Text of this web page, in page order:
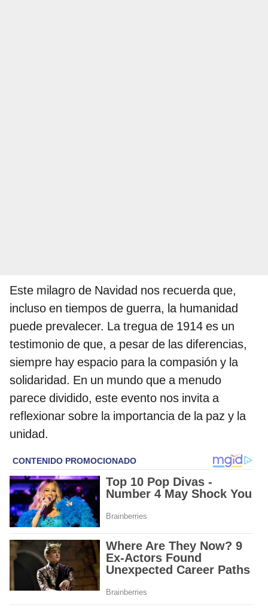
Este milagro de Navidad nos recuerda que,
incluso en tiempos de guerra, la humanidad
puede prevalecer. La tregua de 1914 es un
testimonio de que, a pesar de las diferencias,
siempre hay espacio para la compasión y la
solidaridad. En un mundo que a menudo
parece dividido, este evento nos invita a
reflexionar sobre la importancia de la paz y la
unidad.